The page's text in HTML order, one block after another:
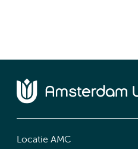
Locatie AMC